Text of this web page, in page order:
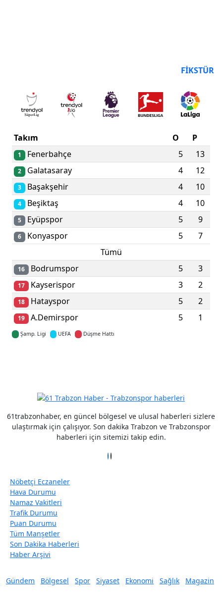
FIKSTÜR
Takım O P
1 Fenerbahçe 5 13
2 Galatasaray 4 12
3 Başakşehir 4 10
4 Beşiktaş 4 10
5 Eyüpspor 5 9
6 Konyaspor 5
7
Tümü
16 Bodrumspor 5 3
17 Kayserispor 3 2
18 Hatayspor 5 2
19 A.Demirspor 5 1
Şamp. Ligi UEFA Düşme Hattı
61trabzonhaber, en güncel bölgesel ve ulusal haberleri sizlere
ulaştırmak için çalışıyor. Son dakika Trabzon ve Trabzonspor
haberleri için sitemizi takip edin.
Nöbetçi Eczaneler
Hava Durumu
Namaz Vakitleri
Trafik Durumu
Puan Durumu
Tüm Manşetler
Son Dakika Haberleri
Haber Arşivi
Gündem Bölgesel Spor Siyaset Ekonomi Sağlık Magazin